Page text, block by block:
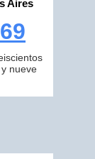
Aires
nueve